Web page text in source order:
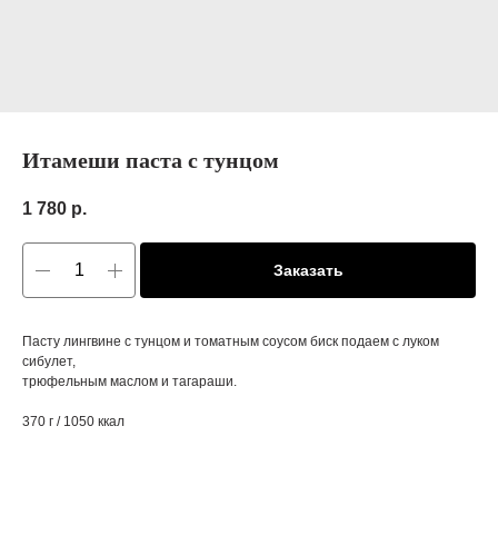
Итамеши паста с тунцом
1 780 р.
Заказать
Пасту лингвине с тунцом и томатным соусом биск подаем с луком
сибулет,
трюфельным маслом и тагараши.
370 г / 1050 ккал